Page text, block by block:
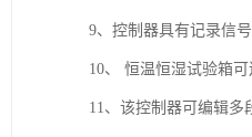
9、控制器具有记录信
10、 恒温恒湿试验箱
11、该控制器可编辑多